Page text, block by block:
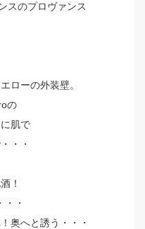
スのプロヴァンス
ローの外装壁。
の
肌で
・・
！
・
奥へと誘う・・・